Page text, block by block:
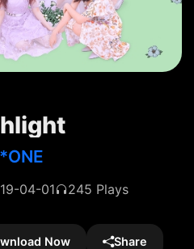
04-01 245 Plays
Now Share